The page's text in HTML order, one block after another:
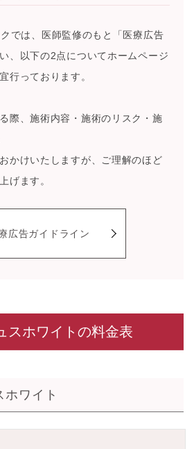
では、医師監修のもと「医療広告
、以下の2点についてホームページ
行っております。
際、施術内容・施術のリスク・施
かけいたしますが、ご理解のほど
げます。
広告ガイドライン
スホワイトの料金表
ホワイト